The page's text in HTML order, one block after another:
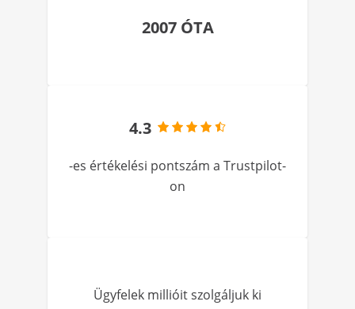
2007 ÓTA
4.3
-es értékelési pontszám a Trustpilot-
on
Ügyfelek millióit szolgáljuk ki